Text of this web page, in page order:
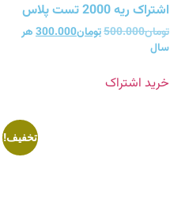
اشتراک ریه 2000 تست پلاس
تومان500.000تومان300.000هر
سال
خرید اشتراک
تخفیف!